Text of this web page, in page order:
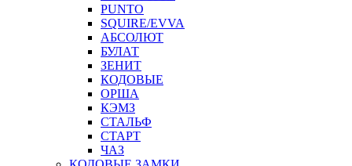
PUNTO
SQUIRE/EVVA
АБСОЛЮТ
БУЛАТ
ЗЕНИТ
КОДОВЫЕ
ОРША
КЭМЗ
СТАЛЬФ
СТАРТ
ЧАЗ